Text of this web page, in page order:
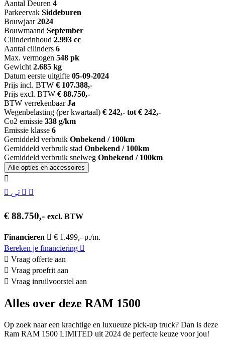
Aantal Deuren 4
Parkeervak Siddeburen
Bouwjaar 2024
Bouwmaand September
Cilinderinhoud 2.993 cc
Aantal cilinders 6
Max. vermogen 548 pk
Gewicht 2.685 kg
Datum eerste uitgifte 05-09-2024
Prijs incl. BTW € 107.388,-
Prijs excl. BTW € 88.750,-
BTW verrekenbaar Ja
Wegenbelasting (per kwartaal) € 242,- tot € 242,-
Co2 emissie 338 g/km
Emissie klasse 6
Gemiddeld verbruik Onbekend / 100km
Gemiddeld verbruik stad Onbekend / 100km
Gemiddeld verbruik snelweg Onbekend / 100km
Alle opties en accessoires
€ 88.750,- excl. BTW
Financieren
€ 1.499,- p./m.
Bereken je financiering
Vraag offerte aan
Vraag proefrit aan
Vraag inruilvoorstel aan
Alles over deze RAM 1500
Op zoek naar een krachtige en luxueuze pick-up truck? Dan is deze
Ram RAM 1500 LIMITED uit 2024 de perfecte keuze voor jou!